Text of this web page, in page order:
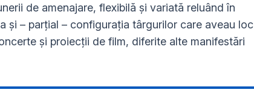
de amenajare, flexibilă și variată reluând în
şi – parţial – configuraţia târgurilor care aveau loc
şi proiecţii de film, diferite alte manifestări